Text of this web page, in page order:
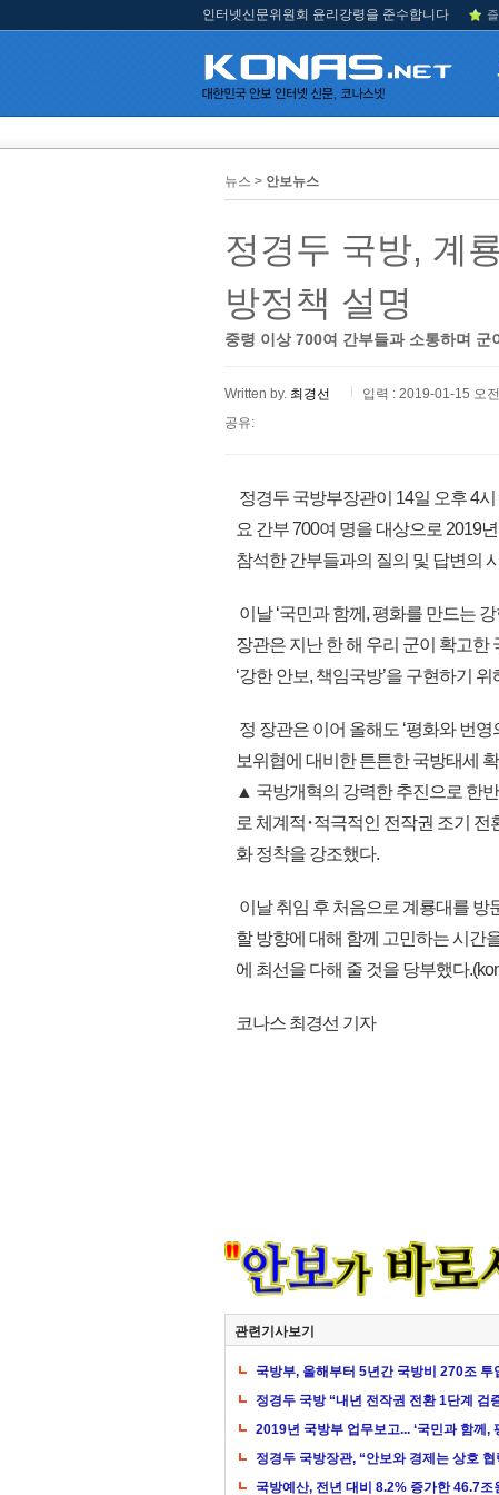
인터넷신문위원회 윤리강령을 준수합니다
뉴스 > 안보뉴스
정경두 국방, 계
방정책 설명
중령 이상 700여 간부들과 소통하며 군
Written by. 최경선
입력 : 2019-01-15 오
공유:
정경두 국방부장관이 14일 오후 4
요 간부 700여 명을 대상으로 2019
참석한 간부들과의 질의 및 답변의
이날 ‘국민과 함께, 평화를 만드는
장관은 지난 한 해 우리 군이 확고
‘강한 안보, 책임국방’을 구현하기
정 장관은 이어 올해도 ‘평화와 번
보위협에 대비한 튼튼한 국방태세
▲ 국방개혁의 강력한 추진으로 한
로 체계적･적극적인 전작권 조기
화 정착을 강조했다.
이날 취임 후 처음으로 계룡대를 방
할 방향에 대해 함께 고민하는 시간
에 최선을 다해 줄 것을 당부했다
코나스 최경선 기자
관련기사보기
국방부, 올해부터 5년간 국방비 270조
정경두 국방 “내년 전작권 전환 1단계 검
2019년 국방부 업무보고... ‘국민과 함께,
정경두 국방장관, “안보와 경제는 상호 협
국방예산, 전년 대비 8.2% 증가한 46.7조